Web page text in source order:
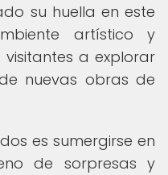
su huella en este
artístico y
a explorar
nuevas obras de
es sumergirse en
de sorpresas y